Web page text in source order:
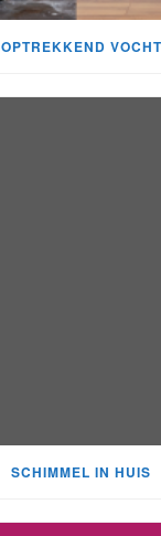
OPTREKKEND VOCHT
SCHIMMEL IN HUIS